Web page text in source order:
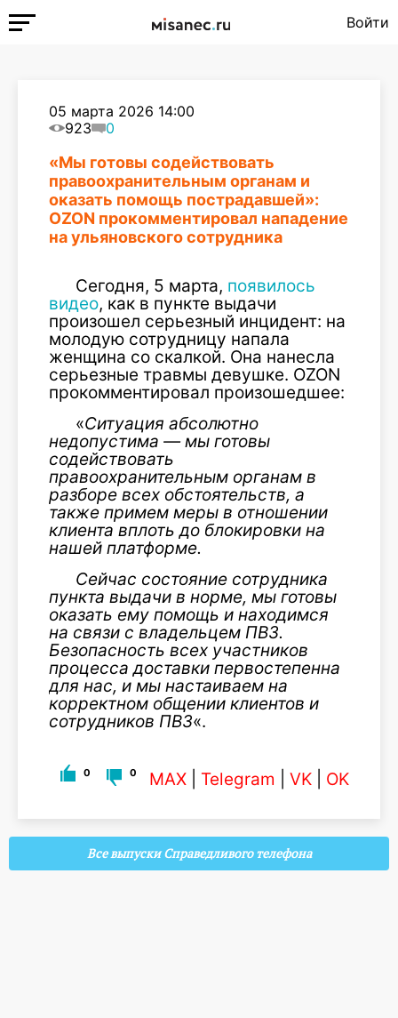
Войти
05 марта 2026 14:00
923
0
«Мы готовы содействовать
правоохранительным органам и
оказать помощь пострадавшей»:
OZON прокомментировал нападение
на ульяновского сотрудника
Сегодня, 5 марта, появилось
видео, как в пункте выдачи
произошел серьезный инцидент: на
молодую сотрудницу напала
женщина со скалкой. Она нанесла
серьезные травмы девушке. OZON
прокомментировал произошедшее:
«Ситуация абсолютно
недопустима — мы готовы
содействовать
правоохранительным органам в
разборе всех обстоятельств, а
также примем меры в отношении
клиента вплоть до блокировки на
нашей платформе.
Сейчас состояние сотрудника
пункта выдачи в норме, мы готовы
оказать ему помощь и находимся
на связи с владельцем ПВЗ.
Безопасность всех участников
процесса доставки первостепенна
для нас, и мы настаиваем на
корректном общении клиентов и
сотрудников ПВЗ«.
0 0 MAX Telegram VK OK
Все выпуски Справедливого телефона